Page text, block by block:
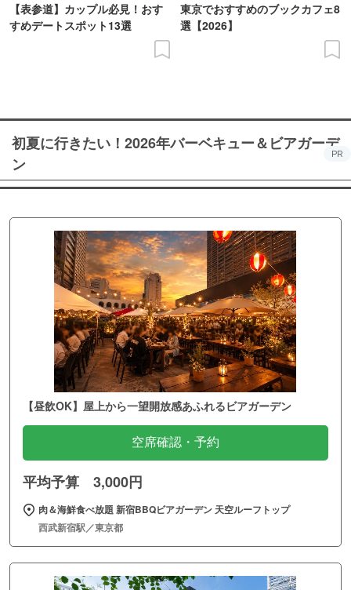
【表参道】カップル必見！おす
すめデートスポット13選
東京でおすすめのブックカフェ8
選【2026】
初夏に行きたい！2026年バーベキュー＆ビアガーデ
ン
PR
【昼飲OK】屋上から一望開放感あふれるビアガーデン
空席確認・予約
平均予算 3,000円
肉＆海鮮食べ放題 新宿BBQビアガーデン 天空ルーフトップ
西武新宿駅／東京都